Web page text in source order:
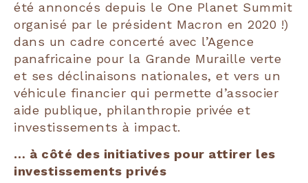
été annoncés depuis le One Planet Summit
organisé par le président Macron en 2020 !)
dans un cadre concerté avec l’Agence
panafricaine pour la Grande Muraille verte
et ses déclinaisons nationales, et vers un
véhicule financier qui permette d’associer
aide publique, philanthropie privée et
investissements à impact.
… à côté des initiatives pour attirer les
investissements privés